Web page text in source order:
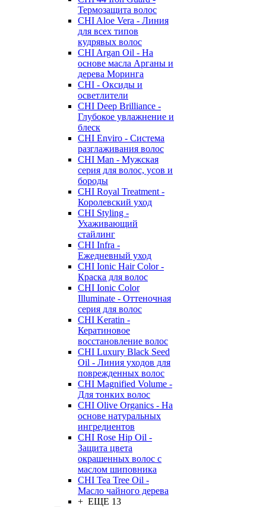
Термозащита волос
CHI Aloe Vera - Линия
для всех типов
кудрявых волос
CHI Argan Oil - На
основе масла Арганы и
дерева Моринга
CHI - Оксиды и
осветлители
CHI Deep Brilliance -
Глубокое увлажнение и
блеск
CHI Enviro - Система
разглаживания волос
CHI Man - Мужская
серия для волос, усов и
бороды
CHI Royal Treatment -
Королевский уход
CHI Styling -
Ухаживающий
стайлинг
CHI Infra -
Ежедневный уход
CHI Ionic Hair Color -
Краска для волос
CHI Ionic Color
Illuminate - Оттеночная
серия для волос
CHI Keratin -
Кератиновое
восстановление волос
CHI Luxury Black Seed
Oil - Линия уходов для
поврежденных волос
CHI Magnified Volume -
Для тонких волос
CHI Olive Organics - На
основе натуральных
ингредиентов
CHI Rose Hip Oil -
Защита цвета
окрашенных волос с
маслом шиповника
CHI Tea Tree Oil -
Масло чайного дерева
+ ЕЩЕ 13